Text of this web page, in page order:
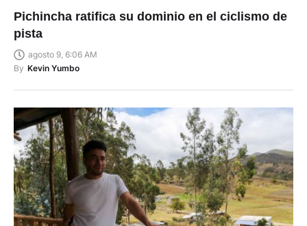
Pichincha ratifica su dominio en el ciclismo de
pista
agosto 9, 6:06 AM
By Kevin Yumbo